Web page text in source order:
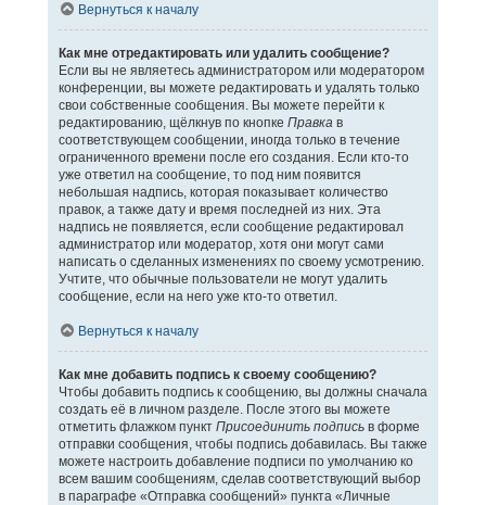
Вернуться к началу
Как мне отредактировать или удалить сообщение?
Если вы не являетесь администратором или модератором
конференции, вы можете редактировать и удалять только
свои собственные сообщения. Вы можете перейти к
редактированию, щёлкнув по кнопке Правкав
соответствующем сообщении, иногда только в течение
ограниченного времени после его создания. Если кто-то
уже ответил на сообщение, то под ним появится
небольшая надпись, которая показывает количество
правок, а также дату и время последней из них. Эта
надпись не появляется, если сообщение редактировал
администратор или модератор, хотя они могут сами
написать о сделанных изменениях по своему усмотрению.
Учтите, что обычные пользователи не могут удалить
сообщение, если на него уже кто-то ответил.
Вернуться к началу
Как мне добавить подпись к своему сообщению?
Чтобы добавить подпись к сообщению, вы должны сначала
создать её в личном разделе. После этого вы можете
отметить флажком пункт Присоединить подписьв форме
отправки сообщения, чтобы подпись добавилась. Вы также
можете настроить добавление подписи по умолчанию ко
всем вашим сообщениям, сделав соответствующий выбор
в параграфе «Отправка сообщений» пункта «Личные